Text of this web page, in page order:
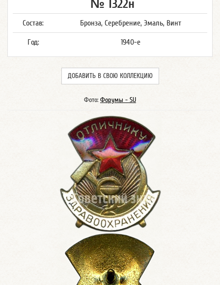
№ 1322н
Состав: Бронза, Серебрение, Эмаль, Винт
Год: 1940-е
ДОБАВИТЬ В СВОЮ КОЛЛЕКЦИЮ
Фото: Форумы - SU